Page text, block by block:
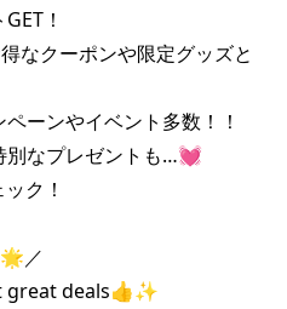
！
クーポンや限定グッズと
ーンやイベント多数！！
別なプレゼントも…💓
ク！
／
great deals👍✨